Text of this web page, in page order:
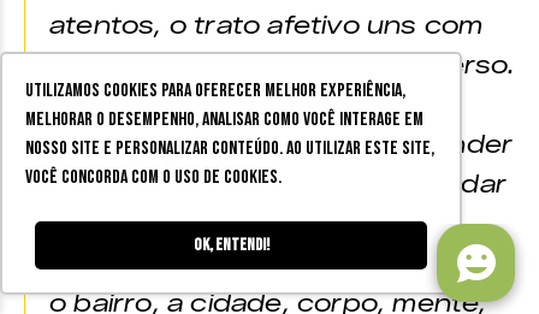
Utilizamos cookies para oferecer melhor experiência,
melhorar o desempenho, analisar como você interage em
nosso site e personalizar conteúdo. Ao utilizar este site,
você concorda com o uso de cookies.
Ok, entendi!
atentos, o trato afetivo uns com
os outros e nosso com o universo.
Para um mundo melhor, penso
que é dever de cada um aprender
a exaltar as subjetividades, cuidar
afetivamente dos nossos
espaços (o quarto, a casa, a rua,
o bairro, a cidade, corpo, mente,